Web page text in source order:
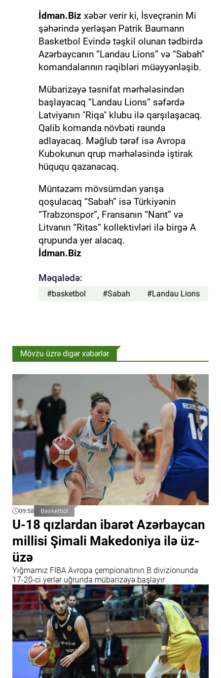
İdman.Biz xəbər verir ki, İsveçrənin Mi
şəhərində yerləşən Patrik Baumann
Basketbol Evində təşkil olunan tədbirdə
Azərbaycanın “Landau Lions” və “Sabah”
komandalarının rəqibləri müəyyənləşib.
Mübarizəyə təsnifat mərhələsindən
başlayacaq “Landau Lions” səfərdə
Latviyanın "Riqa" klubu ilə qarşılaşacaq.
Qalib komanda növbəti raunda
adlayacaq. Məğlub tərəf isə Avropa
Kubokunun qrup mərhələsində iştirak
hüququ qazanacaq.
Müntəzəm mövsümdən yarışa
qoşulacaq “Sabah” isə Türkiyənin
“Trabzonspor”, Fransanın “Nant” və
Litvanın “Ritas” kollektivləri ilə birgə A
qrupunda yer alacaq.
İdman.Biz
Məqalədə:
#basketbol #Sabah #Landau Lions
Mövzu üzrə digər xəbərlər
09:58 Basketbol
U-18 qızlardan ibarət Azərbaycan
millisi Şimali Makedoniya ilə üz-
üzə
Yığmamız FIBA Avropa çempionatının B divizionunda
17-20-ci yerlər uğrunda mübarizəyə başlayır